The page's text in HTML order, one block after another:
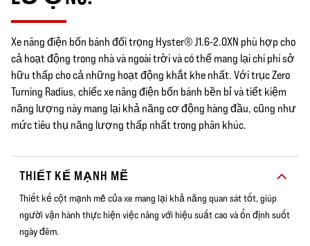
Xe nâng điện bốn bánh đối trọng Hyster® J1.6-2.0XN phù hợp cho
cả hoạt động trong nhà và ngoài trời và có thể mang lại chi phí sở
hữu thấp cho cả những hoạt động khắt khe nhất. Với trục Zero
Turning Radius, chiếc xe nâng điện bốn bánh bền bỉ và tiết kiệm
năng lượng này mang lại khả năng cơ động hàng đầu, cũng như
mức tiêu thụ năng lượng thấp nhất trong phân khúc.
THIẾT KẾ MẠNH MẼ
Thiết kế cột mạnh mẽ của xe mang lại khả năng quan sát tốt, giúp
người vận hành thực hiện việc nâng với hiệu suất cao và ổn định suốt
ngày đêm.